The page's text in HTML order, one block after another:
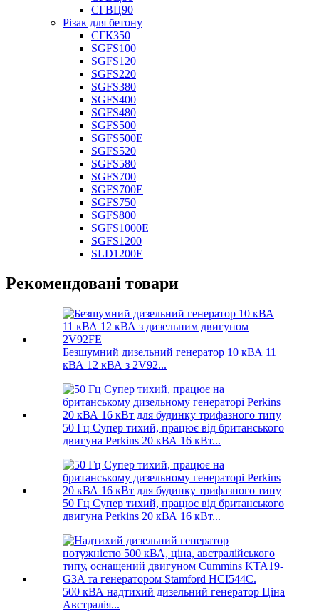
СГВЦ90
Різак для бетону
СГК350
SGFS100
SGFS120
SGFS220
SGFS380
SGFS400
SGFS480
SGFS500
SGFS500E
SGFS520
SGFS580
SGFS700
SGFS700E
SGFS750
SGFS800
SGFS1000E
SGFS1200
SLD1200E
Рекомендовані товари
Безшумний дизельний генератор 10 кВА 11
кВА 12 кВА з 2V92...
50 Гц Супер тихий, працює від британського
двигуна Perkins 20 кВА 16 кВт...
50 Гц Супер тихий, працює від британського
двигуна Perkins 20 кВА 16 кВт...
500 кВА надтихий дизельний генератор Ціна
Австралія...